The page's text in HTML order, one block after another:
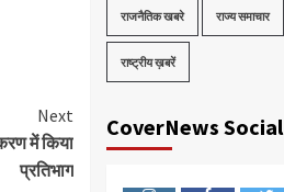
Next
में किया
प्रतिभाग
राजनैतिक खबरे राज्य समाचार
राष्ट्रीय ख़बरें
CoverNews Social